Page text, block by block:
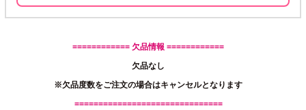
============ 欠品情報 ============
欠品なし
※欠品度数をご注文の場合はキャンセルとなります
===============================